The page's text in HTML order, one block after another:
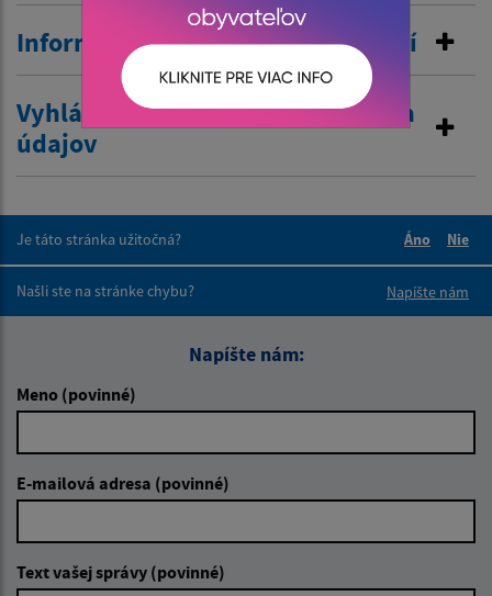
Informovanie o pobyte v zahraničí
Vyhlásenie o zákaze poskytovania
údajov
Je táto stránka užitočná?
Áno
Nie
Našli ste na stránke chybu?
Napíšte nám
Napíšte nám:
Meno (povinné)
E-mailová adresa (povinné)
Text vašej správy (povinné)